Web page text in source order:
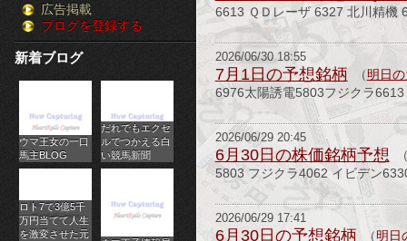
馬
パ
チ
ス
ロ
オ
広告掲載
ブログを登録する
新着ブログ
ウマ王女の一口
馬主BLOG
だれでもエクセ
ルでつかえる白
い競馬新聞
ロト7で3億5千
万円当てて人生
を激変させた元
6613 ＱＤレーザ 6327 北川精
2026/06/30 18:55
7月1日の予想銘柄 （明日
6976太陽誘電5803フジクラ
2026/06/29 20:45
6月30日の株価銘柄予想
5803 フジクラ4062 イビデン
2026/06/29 17:41
6月30日の予想銘柄 （明日